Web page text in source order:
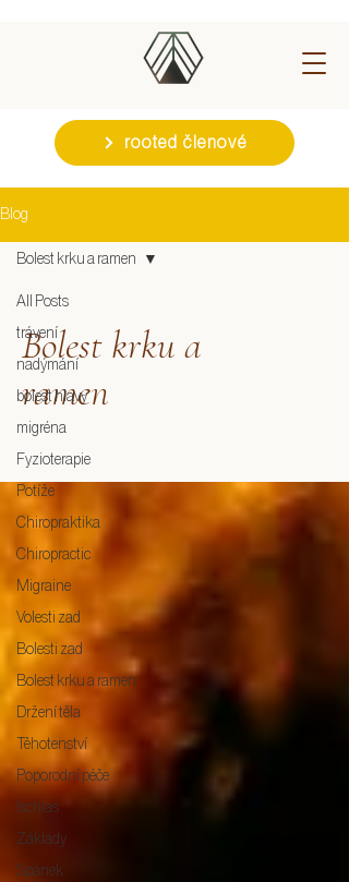
rooted členové
Blog
All Posts
trávení
nadýmání
bolest hlavy
migréna
Fyzioterapie
Potíže
Chiropraktika
Chiropractic
Migraine
Volesti zad
Bolesti zad
Bolest krku a ramen
Držení těla
Těhotenství
Poporodní péče
Ischias
Základy
Spánek
Bolest krku a ramen
Bolest krku a
ramen